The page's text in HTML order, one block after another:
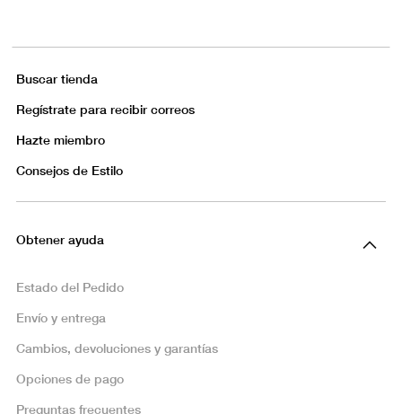
Buscar tienda
Regístrate para recibir correos
Hazte miembro
Consejos de Estilo
Obtener ayuda
Estado del Pedido
Envío y entrega
Cambios, devoluciones y garantías
Opciones de pago
Preguntas frecuentes